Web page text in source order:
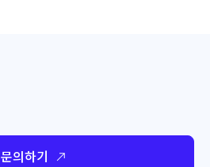
문의하기